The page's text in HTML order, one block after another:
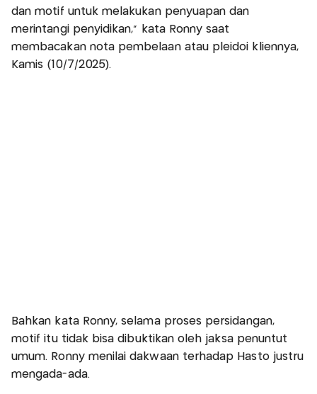
dan motif untuk melakukan penyuapan dan
merintangi penyidikan," kata Ronny saat
membacakan nota pembelaan atau pleidoi kliennya,
Kamis (10/7/2025).
Bahkan kata Ronny, selama proses persidangan,
motif itu tidak bisa dibuktikan oleh jaksa penuntut
umum. Ronny menilai dakwaan terhadap Hasto justru
mengada-ada.